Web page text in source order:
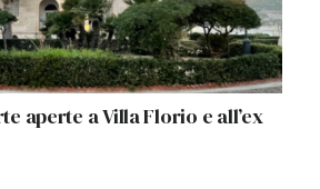
aperte a Villa Florio e all’ex